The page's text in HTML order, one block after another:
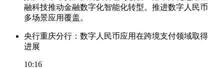
融科技推动金融数字化智能化转型。推进数字人民币
多场景应用覆盖。
央行重庆分行：数字人民币应用在跨境支付领域取得
进展
10:16